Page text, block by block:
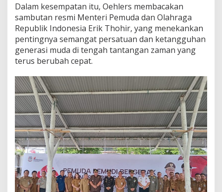
Dalam kesempatan itu, Oehlers membacakan
sambutan resmi Menteri Pemuda dan Olahraga
Republik Indonesia Erik Thohir, yang menekankan
pentingnya semangat persatuan dan ketangguhan
generasi muda di tengah tantangan zaman yang
terus berubah cepat.